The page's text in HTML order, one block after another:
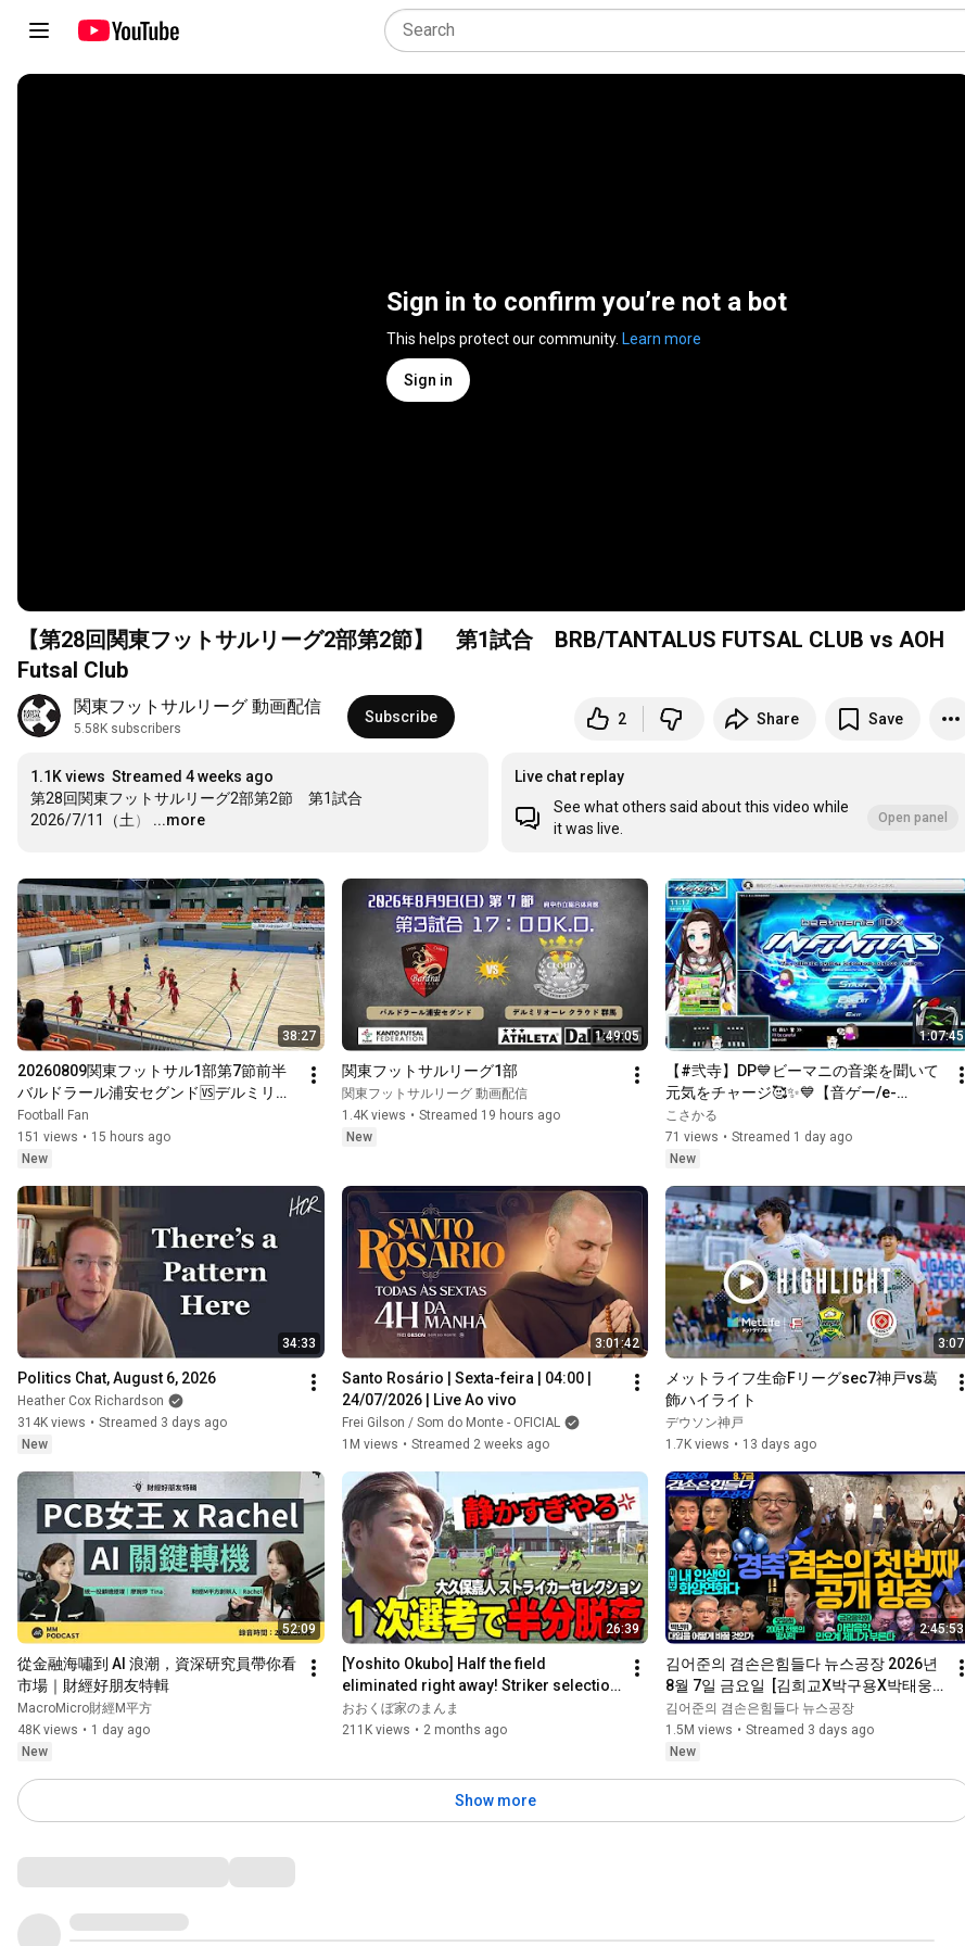
Sign in to confirm you’re not a bot
This helps protect our community. Learn more
Sign in
【第28回関東フットサルリーグ2部第2節】 第1試合 BRB/TANTALUS FUTSAL CLUB vs AOH
Futsal Club
関東フットサルリーグ 動画配信
5.58K subscribers
Subscribe 2 Share Save
1.1K views Streamed 4 weeks ago
第28回関東フットサルリーグ2部第2節　第1試合
2026/7/11（土）
…
...more
Live chat replay
See what others said about this video while
it was live.
Open panel
38:27
20260809関東フットサル1部第7節前半
バルドラール浦安セグンド🆚デルミリオ
ーレクラウド群馬
Football Fan
151 views • 15 hours ago
New
1:49:05
関東フットサルリーグ1部
関東フットサルリーグ 動画配信
1.4K views • Streamed 19 hours ago
New
1:07:45
【#弐寺】DP💙ビーマニの音楽を聞いて
元気をチャージ🥰✨💙【音ゲー/e-
sports】beatmania IIDX INFINITAS LIVE
#IIDX #2394
こさかる
71 views • Streamed 1 day ago
New
34:33
Politics Chat, August 6, 2026
Heather Cox Richardson
314K views • Streamed 3 days ago
New
3:01:42
Santo Rosário | Sexta-feira | 04:00 |
24/07/2026 | Live Ao vivo
Frei Gilson / Som do Monte - OFICIAL
1M views • Streamed 2 weeks ago
3:07
メットライフ生命Fリーグsec7神戸vs葛
飾ハイライト
デウソン神戸
1.7K views • 13 days ago
52:09
從金融海嘯到 AI 浪潮，資深研究員帶你看
市場｜財經好朋友特輯
MacroMicro財經M平方
48K views • 1 day ago
New
26:39
[Yoshito Okubo] Half the field
eliminated right away! Striker selection
tryouts with a trip to Sp...
おおくぼ家のまんま
211K views • 2 months ago
2:45:53
김어준의 겸손은힘들다 뉴스공장 2026년
8월 7일 금요일  [김희교X박구용X박태웅X
이진경, 홍사훈X주진우X정준희X이재석,
오밀희, 스포츠공장, 금요음악회(마지카밴
드)]
김어준의 겸손은힘들다 뉴스공장
1.5M views • Streamed 3 days ago
New
Show more